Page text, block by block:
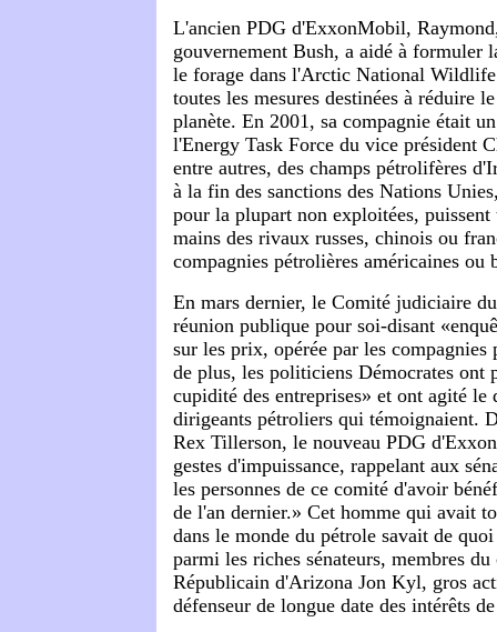
L'ancien PDG d'ExxonMobil,
gouvernement Bush, a aidé à formuler
le forage dans l'Arctic National
toutes les mesures destinées à réduire
planète. En 2001, sa compagnie était
l'Energy Task Force du vice président
entre autres, des champs pétrolifères
à la fin des sanctions des Nations
pour la plupart non exploitées, puissent
mains des rivaux russes, chinois ou
compagnies pétrolières américaines ou
En mars dernier, le Comité judiciaire
réunion publique pour soi-disant
sur les prix, opérée par les
de plus, les politiciens Démocrates ont
cupidité des entreprises» et ont agité le
dirigeants pétroliers qui témoignaient.
Rex Tillerson, le nouveau PDG
gestes d'impuissance, rappelant aux
les personnes de ce comité d'avoir
de l'an dernier.» Cet homme qui avait
dans le monde du pétrole savait de
parmi les riches sénateurs, membres
Républicain d'Arizona Jon Kyl, gros
défenseur de longue date des intérêts